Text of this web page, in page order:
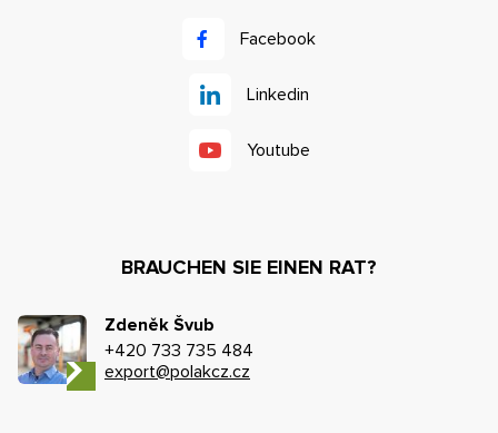
Facebook
Linkedin
Youtube
BRAUCHEN SIE EINEN RAT?
Zdeněk Švub
+420 733 735 484
export@polakcz.cz